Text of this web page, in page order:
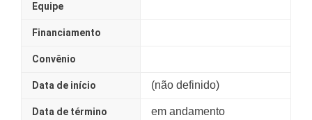
Equipe
Financiamento
Convênio
Data de início (não definido)
Data de término em andamento